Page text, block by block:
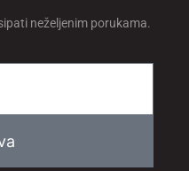
neželjenim porukama.